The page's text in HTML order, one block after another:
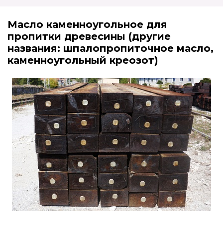
Масло каменноугольное для
пропитки древесины (другие
названия: шпалопропиточное масло,
каменноугольный креозот)